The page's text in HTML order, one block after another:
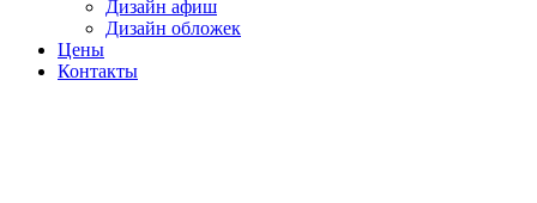
Дизайн афиш
Дизайн обложек
Цены
Контакты